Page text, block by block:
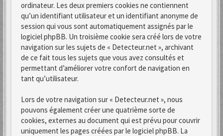
ordinateur. Les deux premiers cookies ne contiennent
qu’un identifiant utilisateur et un identifiant anonyme de
session qui vous sont automatiquement assignés par le
logiciel phpBB. Un troisième cookie sera créé lors de votre
navigation sur les sujets de « Detecteur.net », archivant
de ce fait tous les sujets que vous avez consultés et
permettant d’améliorer votre confort de navigation en
tant qu’utilisateur.
Lors de votre navigation sur « Detecteur.net », nous
pouvons également créer une quatrième sorte de
cookies, externes au document qui est prévu pour couvrir
uniquement les pages créées par le logiciel phpBB. La